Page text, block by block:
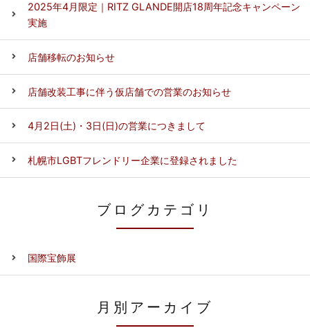
2025年4月限定｜RITZ GLANDE開店18周年記念キャンペーン
実施
店舗移転のお知らせ
店舗改装工事に伴う仮店舗での営業のお知らせ
4月2日(土)・3日(日)の営業につきまして
札幌市LGBTフレンドリー企業に登録されました
ブログカテゴリ
国際宝飾展
月別アーカイブ